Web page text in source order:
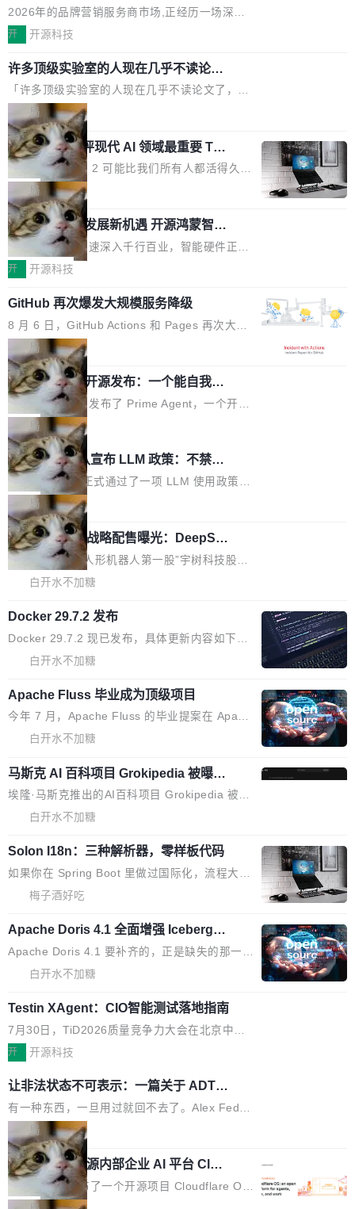
东西：一个带网页上下文的聊天框。 它们能读取
页面的文本，然后把文本丢给大模型，再返回一
段回答。仅此而已。 这当然有用，但总觉得差点
意思。比如我在一个后台管理系统里，需要填50
个表单字段，每个字段还有联动逻辑；比如我
想...
造，整机长度仅16厘米，提供1600W额定功率
与80PLUS钛金能效；支持ATX 3.1与PCIe 5.1
规范，结合服务器级元件、完善供电线材与内置
实时LCD监控屏，可充分满足当下高阶PC主机
的严苛使用需求。 澎湃功率，紧凑机身 钛金雕1
600PG5 AI TOP具备强悍输出功率，同时实现
机身尺寸大幅精简。整机长度仅16厘米，属于同
功率段机身尺寸十分紧凑的1600W电源产品。小
巧机身有效提升市面主流标准A...
从流量思维到品牌资产思维的范式转移
2026年的品牌营销服务商市场,正经历一场深刻
的价值重构。全球全案品牌代理机构市场从2025
复合增长率达5.44%,预计2032年将突破120亿美
元。数字广告与公共关系相关服务市场更是从20
25年的8463亿美元扩张至2026年的8763亿美
元。数字的背后是一个清晰的事实——品牌对专
业化营销服务的需求从未如此迫切。 但市场扩容
的同时,服务商的竞争逻辑正在改变。2026年Top
Agency年度合辑的观察指出,“产品”这个离消费
者最近的载体,在整个品牌营销层面的权重显著变
高了。全域营销服务商的竞争正在从规模转向深
度,案例厚度、全域覆盖、多线协同...
开 开源科技
许多顶级实验室的人现在几乎不读论文
了
「许多顶级实验室的人现在几乎不读论文了，而
且他们认为 ICLR/ICML/NeurIPS 充斥着大量过
度宣传和欺诈。」 OpenAI 研究员 Keller Jorda
n 这条推文引发了广泛讨论。他不是在说风凉
话，他是说出了一个圈内人尽皆知但很少公开捅
破的事实。 Jordan 随后补充了一句软化声明：
「我不认为这些会议上大部分论文都在过度宣传
或造假。问题是，作为读者，如果你筛选出那些
看起来最令人兴奋的论文，那它们大部分都是过
度宣传的。」 这才是真正的痛点。不是所有论文
都有问题，是最吸引眼球的那批论文最有问题。
他引用的帖子来自 Mathew Shen，一位 ICLR 2
026 的读者：「看了篇 ...
局
xAI 前工程师评现代 AI 领域最重要 Top
3 开源项目
Flash Attention 2 可能比我们所有人都活得久。
这句话不是来自某个技术博客，而是出自 Hieu
Pham 的一条推文。Hieu Pham 是谁？他是 xAI
的早期工程师之一，在 Grok 训练基础设施团队
工作过。近日他在 X 上发了一条帖子，列出了他
认为现代 AI 领域最重要的三个开源项目。 第一
理由很具体。FA 系列不需要解释，但 FA2 是他
认为最重要的一个——复杂度恰到好处，刚好能
驱动你去学 CuTe，但还没被那些"邪恶的" Hopp
er++ 优化所淹没，足够容易修改和适配。 更关
键的是 FA2 的持久性...
局
共商智能硬件发展新机遇 开源鸿蒙智能
硬件开发者日杭州站即将举行
随着万物智联加速深入千行百业，智能硬件正从
单点设备迈向智能化、网联化、协同化发展。作
鸿蒙通过统一技术底座和分布式能力，为不同类
型智能设备的开发、连接与互联提供关键支撑，
也为产业链企业探索产品创新与商业增长打开新
的空间。 8月14日，开源鸿蒙智能硬件开发者日
（OHDD：OpenHarmony Hardware Develope
r Day）将在杭州启航。活动面向智能硬件产业
链企业和开发者，邀请行业专家与资深技术顾
问，围绕开源鸿蒙技术能力、设备适配、芯片适
配、功耗与稳定性调优、兼容性测评及统一互联
等内容展开系统讲解和实战交流，帮助企业进一
步了解开源鸿蒙在智能...
开 开源科技
GitHub 再次爆发大规模服务降级
8 月 6 日，GitHub Actions 和 Pages 再次大规
模服务降级，Actions 完全不可用超过 5 小时，
webhook 停发，连自托管 runner 也因调度层故
障无法工作。Pages、Copilot code review、C
opilot coding agent 全部受影响。从检测到完全
恢复，大约 12 小时。 这是 2026 年 8 月的第六
起事故，其中四起与 AI/Copilot 服务相关。 Git
Hub 员工 kdaigle 在 HN 讨论中贴出了一组数
据：2025 年全年 10 亿次 commit。现在，每周
2.75 亿次，全年预计 140 亿次。GitHub...
局
Prime Agent 开源发布：一个能自我改
进的编程 Agent，ARC-AGI 3 超越人类
专家基线
Prime Intellect 发布了 Prime Agent，一个开源
的编程 Agent Harness，核心设计围绕两个抽
象：Recursive Language Model（RLM）和 C
ontinual Harness。在 ARC-AGI 3 基准测试
上，Prime Agent + Opus 5 的组合达到了 95.
5% RHAE Best@1，超过了 ARC 报告的人类专
家基线 95.4%。 不是又一个 coding agent 包装
器 Prime Agent 的架构和市面上大多数 coding
agent 有本质区别。大多数 agent harness 的设
计是基于早期模型的能力—...
局
Rust 项目团队宣布 LLM 政策：不禁
止，但你要承认哪些代码不是你写的
Rust 语言项目正式通过了一项 LLM 使用政策，
覆盖 rust-lang/rust 单一仓库的代码贡献。这不
是项目级别的官方立场，目前由五个团队采纳，
但它可能是主流开源项目中关于 AI 辅助贡献最
细致的一份规则。 政策的核心只有一句话：LLM
可以用来分析、提炼、审阅、建议，但不能用来
但必须满足五个条件：预先安排、非关键、高质
量、充分测试、充分审查，并且必须披露。LLM
议"这么做。 对于不披露的情况，审核者可以直
接关闭 PR，无需解释。 政策作者 Jynn Ne...
局
宇树科技 IPO 战略配售曝光：DeepSe
ek 获配 93.3 万股，锁定 36 个月
8月6日晚间，“人形机器人第一股”宇树科技股份
有限公司披露IPO发行价格及战略配售结果，杭
epSeek）获配93.3399万股，按150.8元/股发行
价格计算，认购金额约1.41亿元，股份锁定期为
36个月。 公告显示，本次宇树科技战略配售对
合作关系或长期合作愿景的大型企业、科创板保
荐人跟投子公司，以及公司高级管理人员和核心
员工参与设立的专项资产管理计划。其中，Dee
业，获配股份数量占本次发行数量的2.31%。 除
DeepSeek外，腾讯旗下上海启善投资有限公司
白开水不加糖
Docker 29.7.2 发布
Docker 29.7.2 现已发布，具体更新内容如下：
Bug fixes and enhancements 修复多次传递同
service update会发生 panic 的问题。docker/cl
i#7145 修复了 Docker Engine 29.7.0 中引入的
一个回归问题，该问题导致拉取镜像时会拒绝包
像构建工具生成）。moby/moby#53305 修复了
Docker Engine 29.7.0 中引入的一个回归问
题，该问题可能导致在旧版 Linux 内核...
白开水不加糖
Apache Fluss 毕业成为顶级项目
今年 7 月，Apache Fluss 的毕业提案在 Apach
e 孵化器项目管理委员会（IPMC）投票中获得
准。今天，Apache 软件基金会正式宣布 Apach
e Fluss 孵化毕业，成为 Apache 顶级项目（TL
P）！这一里程碑不仅标志着 Fluss 迈入新的发
AI 数据基础加速融合，为实时数据基础设施的发
展开启新的篇章。
白开水不加糖
马斯克 AI 百科项目 Grokipedia 被曝数
月未更新
埃隆·马斯克推出的AI百科项目 Grokipedia 被曝
长期停止内容更新，未能实现其作为“AI版维基百
年4月以来，Grokipedia 页面更新功能基本停
滞，过去三个月内没有任何条目完成更新，用户
提交的编辑请求也长期处于待处理状态。 Groki
容的百科平台，被马斯克视为传统众包百科网站
维基百科的替代方案。Lawfare 调查发现，无论
热门页面还是低关注度页面，均未出现近期更
主题和访问量页面中普遍存在。 调查人员最初认
为，Grokipedia可能只是限...
白开水不加糖
Solon I18n：三种解析器，零样板代码
如果你在 Spring Boot 里做过国际化，流程大概
是这样的：配 MessageSource 的 Bean、写 R
声明 LocaleResolver、注册 LocaleChangeInt
erceptor…五六步之后才能看到第一行翻译文
本。 Solon 换了个方式。整个 i18n 模块围绕三
XML、没有拦截器注册、没有样板配置。 资源
文件的约定 把文件放到 resources/i18n/ 下： r
梅子酒好吃
Apache Doris 4.1 全面增强 Iceberg：
支持 UPDATE、MERGE INTO 与 Iceb
erg V3
Apache Doris 4.1 要补齐的，正是缺失的那一
半。在已有查询能力的基础上，Doris 进一步支
据修改操作、完整的表结构管理与分区演进，以
及 rewrite_data_files、expire_snapshots 等日
常维护操作，并完整支持 Iceberg V3 格式。
白开水不加糖
Testin XAgent：CIO智能测试落地指南
7月30日，TiD2026质量竞争力大会在北京中关
村国家自主创新示范区会议中心开幕。本届大会
“智构可信·质创未来——AI原生时代的质量新范
式”为主题，直面AI从实验室走向规模化产业落地
的核心质量命题。会上，《2026智能研发生产力
工具选型手册》发布，Testin云测的Testin XAge
nt智能测试系统入选AI测试领域代表产品。对CI
O而言，这提示了一个转变：AI测试正在从效率
工具升级为企业的质量基础设施。 CIO面对的新
开 开源科技
让非法状态不可表示：一篇关于 ADT
的帖子在 Reddit 火了
有一种东西，一旦用过就回不去了。Alex Fedos
eev 管它叫"软件设计的基石"。 他说的东西不新
鲜——代数数据类型（ADT），尤其是和类型
（sum type）。但他说清楚了一件事：这不是类
型系统的学术体操，是日常编码的思维方式。 文
章从一个简单的例子切入。一个网站的深色主题
局
Cloudflare 开源内部企业 AI 平台 Clou
dflare OS
Cloudflare 发布了一个开源项目 Cloudflare O
S。如果你只看官方博客，你会觉得这是又一